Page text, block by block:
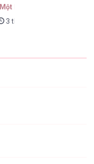
2
Idol Thất Bại
3 tháng trước